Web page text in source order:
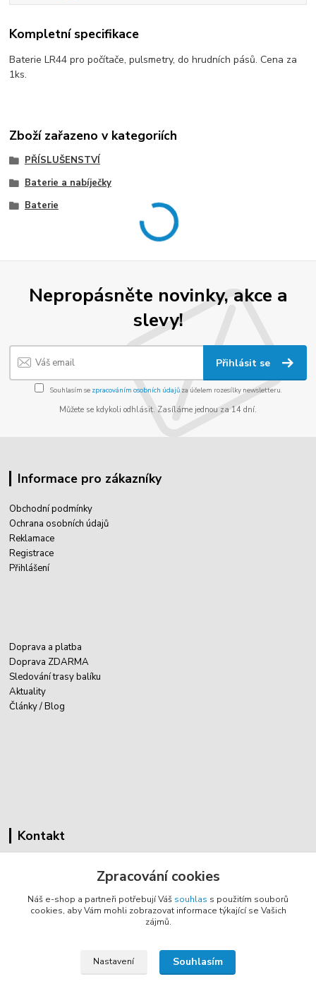
Kompletní specifikace
Baterie LR44 pro počítače, pulsmetry, do hrudních pásů. Cena za
1ks.
Zboží zařazeno v kategoriích
PŘÍSLUŠENSTVÍ
Baterie a nabíječky
Baterie
Nepropásněte novinky, akce a
slevy!
Přihlásit se
Souhlasím se zpracováním osobních údajůza účelem rozesílky newsletteru.
Můžete se kdykoli odhlásit. Zasíláme jednou za 14 dní.
Informace pro zákazníky
Obchodní podmínky
Ochrana osobních údajů
Reklamace
Registrace
Přihlášení
Doprava a platba
Doprava ZDARMA
Sledování trasy balíku
Aktuality
Články / Blog
Kontakt
Zákostelí 83
783 44 Náměšť na Hané
Zpracování cookies
Náš e-shop a partneři potřebují Váš souhlas s použitím souborů
cookies, aby Vám mohli zobrazovat informace týkající se Vašich
zájmů.
Nastavení Souhlasím